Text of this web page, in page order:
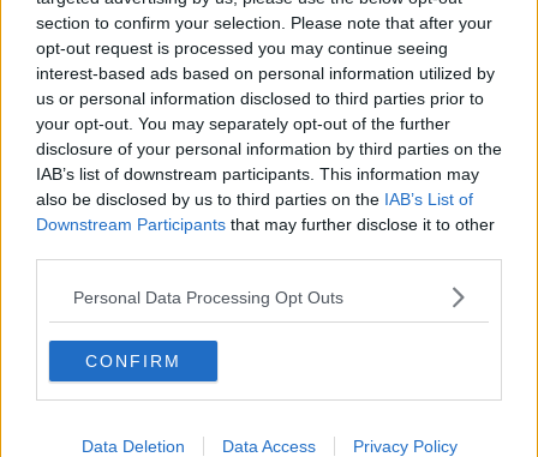
section to confirm your selection. Please note that after your
opt-out request is processed you may continue seeing
interest-based ads based on personal information utilized by
us or personal information disclosed to third parties prior to
your opt-out. You may separately opt-out of the further
disclosure of your personal information by third parties on the
IAB’s list of downstream participants. This information may
also be disclosed by us to third parties on the IAB’s List of
Downstream Participants that may further disclose it to other
Personal Data Processing Opt Outs
CONFIRM
Data Deletion Data Access Privacy Policy
Ma non è l'unico progetto giunto a conclusione, un'opera simile è
stata completata nella frazione di Sambuca, dal cimitero della
frazione al Morrocco.
L’assessore ai lavori pubblici Fontanitraccia un bilancio positivo
degli interventi principali, che hanno richiesto una spesa
complessiva superiore al milione di euro. "Una delle più rilevanti è
stata l’opera di riqualificazione che ha interessato la viabilità e il
centro storico di Tavarnelle - aggiunge - è stato effettuato il
rifacimento complessivo del sistema fognario e dell’acquedotto che
ha previsto anche la realizzazione di nuove caditoie, quintuplicate
nel numero rispetto alla situazione originaria".
Cantieri importanti che migliorano il complesso della rete idrica
locale, migliorandone il servizio e pure l'ambiente. Una
del territorio, un beneficio significativo per tutto l'ambiente.